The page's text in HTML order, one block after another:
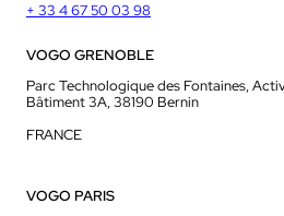
+ 33 4 67 50 03 98
VOGO GRENOBLE
Parc Technologique des Fontaines,
Bâtiment 3A, 38190 Bernin
FRANCE
VOGO PARIS